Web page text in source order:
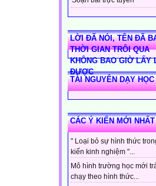
LỜI ĐÃ NÓI, TÊN ĐÃ
THỜI GIAN TRÔI QUA
KHÔNG BAO GIỜ LẤY
ĐƯỢC
TÀI NGUYÊN DẠY HỌC
CÁC Ý KIẾN MỚI NHẤT
" Loại bỏ sự hình thức
kiến kinh nghiệm "...
Mô hình trường học mới
chạy theo hình thức...